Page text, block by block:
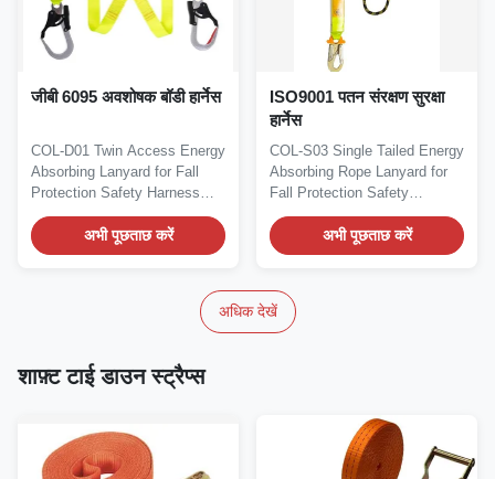
जीबी 6095 अवशोषक बॉडी हार्नेस
COL-D01 Twin Access Energy
Absorbing Lanyard for Fall
Protection Safety Harness
Description...
अभी पूछताछ करें
ISO9001 पतन संरक्षण सुरक्षा
हार्नेस
COL-S03 Single Tailed Energy
Absorbing Rope Lanyard for
Fall Protection Safety
Harness Product...
अभी पूछताछ करें
अधिक देखें
शाफ़्ट टाई डाउन स्ट्रैप्स